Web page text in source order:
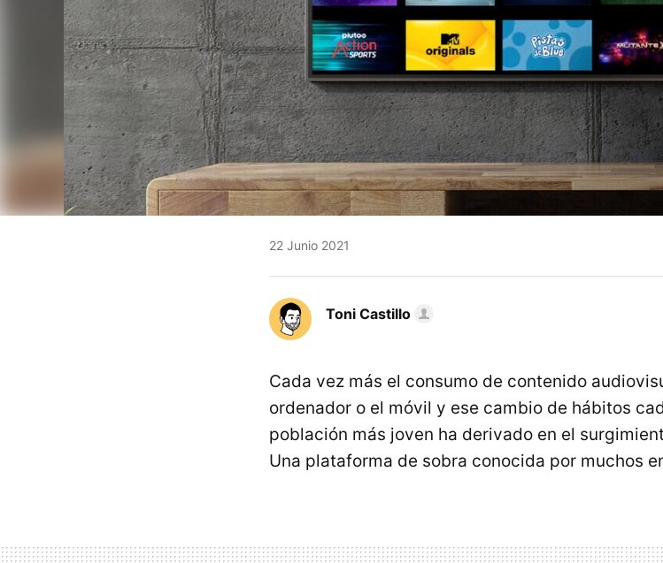
22 Junio 2021
Toni Castillo
Cada vez más el consumo de contenido
ordenador o el móvil y ese cambio de hábitos
población más joven ha derivado en el
Una plataforma de sobra conocida por muchos